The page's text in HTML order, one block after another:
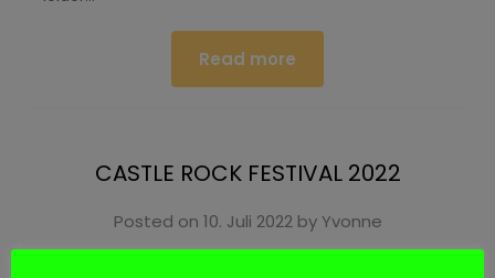
Read more
CASTLE ROCK FESTIVAL 2022
Posted on 10. Juli 2022byYvonne